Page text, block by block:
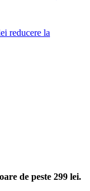
reducere la
de peste 299 lei.